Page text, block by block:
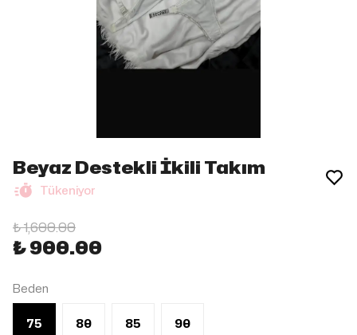
Beyaz Destekli İkili Takım
Tükeniyor
₺ 1,600.00
₺ 900.00
Beden
75 80 85 90